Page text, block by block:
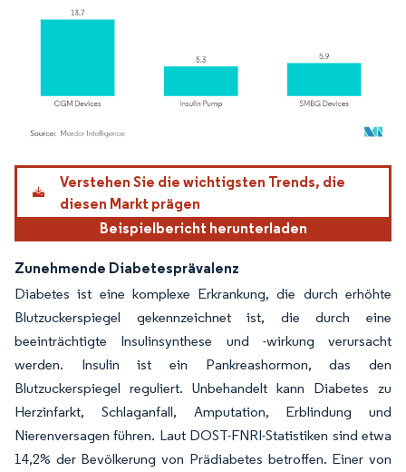
Bild © Mordor Intelligence. Wiederverwendung erfordert Namensnennung gemäß
Verstehen Sie die wichtigsten Trends, die
diesen Markt prägen
Beispielbericht herunterladen
Zunehmende Diabetesprävalenz
Diabetes ist eine komplexe Erkrankung, die durch erhöhte
Blutzuckerspiegel gekennzeichnet ist, die durch eine
beeinträchtigte Insulinsynthese und -wirkung verursacht
werden. Insulin ist ein Pankreashormon, das den
Blutzuckerspiegel reguliert. Unbehandelt kann Diabetes zu
Herzinfarkt, Schlaganfall, Amputation, Erblindung und
Nierenversagen führen. Laut DOST-FNRI-Statistiken sind etwa
14,2% der Bevölkerung von Prädiabetes betroffen. Einer von